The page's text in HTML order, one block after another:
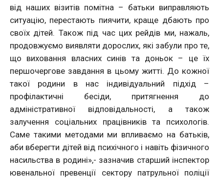
від наших візитів помітна – батьки виправляють
ситуацію, перестають пиячити, краще дбають про
своїх дітей. Також під час цих рейдів ми, нажаль,
продовжуємо виявляти дорослих, які забули про те,
що виховання власних синів та доньок – це їх
першочергове завдання в цьому житті. До кожної
такої родини в нас індивідуальний підхід –
профілактичні бесіди, притягнення до
адміністративної відповідальності, а також
залучення соціальних працівників та психологів.
Саме такими методами ми впливаємо на батьків,
аби вберегти дітей від психічного і навіть фізичного
насильства в родині»,- зазначив старший інспектор
ювенальної превенції сектору патрульної поліції